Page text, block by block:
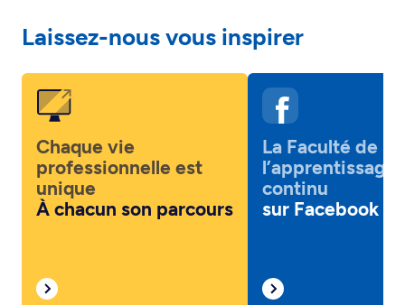
Laissez-nous vous inspirer
Chaque vie
professionnelle est
unique
À chacun son parcours
La Faculté de
l’apprentissage
continu
sur Facebook